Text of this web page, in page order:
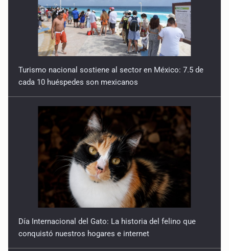
Turismo nacional sostiene al sector en México: 7.5 de
cada 10 huéspedes son mexicanos
Día Internacional del Gato: La historia del felino que
conquistó nuestros hogares e internet